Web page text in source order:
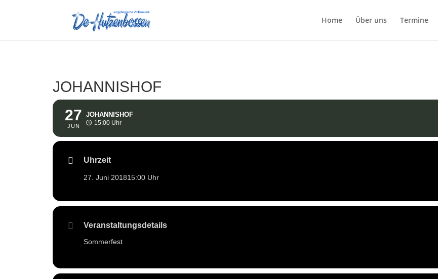
Home Über uns Termine
JOHANNISHOF
27
JUN
JOHANNISHOF
15:00 Uhr
Uhrzeit
27. Juni 201815:00 Uhr
Veranstaltungsdetails
Sommerfest